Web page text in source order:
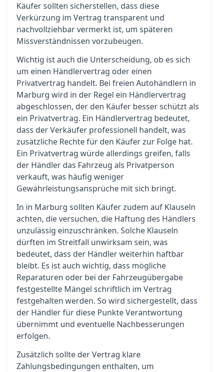
Käufer sollten sicherstellen, dass diese
Verkürzung im Vertrag transparent und
nachvollziehbar vermerkt ist, um späteren
Missverständnissen vorzubeugen.
Wichtig ist auch die Unterscheidung, ob es sich
um einen Händlervertrag oder einen
Privatvertrag handelt. Bei freien Autohändlern in
Marburg wird in der Regel ein Händlervertrag
abgeschlossen, der den Käufer besser schützt als
ein Privatvertrag. Ein Händlervertrag bedeutet,
dass der Verkäufer professionell handelt, was
zusätzliche Rechte für den Käufer zur Folge hat.
Ein Privatvertrag würde allerdings greifen, falls
der Händler das Fahrzeug als Privatperson
verkauft, was häufig weniger
Gewährleistungsansprüche mit sich bringt.
In in Marburg sollten Käufer zudem auf Klauseln
achten, die versuchen, die Haftung des Händlers
unzulässig einzuschränken. Solche Klauseln
dürften im Streitfall unwirksam sein, was
bedeutet, dass der Händler weiterhin haftbar
bleibt. Es ist auch wichtig, dass mögliche
Reparaturen oder bei der Fahrzeugübergabe
festgestellte Mängel schriftlich im Vertrag
festgehalten werden. So wird sichergestellt, dass
der Händler für diese Punkte Verantwortung
übernimmt und eventuelle Nachbesserungen
erfolgen.
Zusätzlich sollte der Vertrag klare
Zahlungsbedingungen enthalten, um